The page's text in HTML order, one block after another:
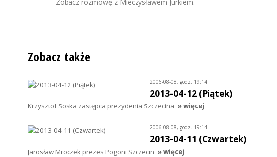
Zobacz rozmowę z Mieczysławem Jurkiem.
Zobacz także
2006-08-08, godz. 19:14
2013-04-12 (Piątek)
Krzysztof Soska zastępca prezydenta Szczecina » więcej
2006-08-08, godz. 19:14
2013-04-11 (Czwartek)
Jarosław Mroczek prezes Pogoni Szczecin » więcej